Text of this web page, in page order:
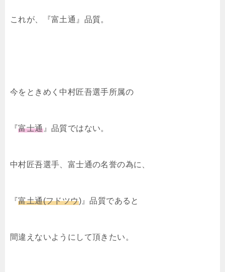
これが、『富土通』品質。
今をときめく中村匠吾選手所属の
『富士通』品質ではない。
中村匠吾選手、富士通の名誉の為に、
『富土通(フドツウ)』品質であると
間違えないようにして頂きたい。